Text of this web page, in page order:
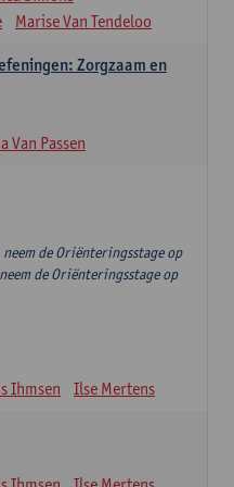
Marise Van Tendeloo
Zorgzaam en
Van Passen
de Oriënteringsstage op
de Oriënteringsstage op
Ihmsen Ilse Mertens